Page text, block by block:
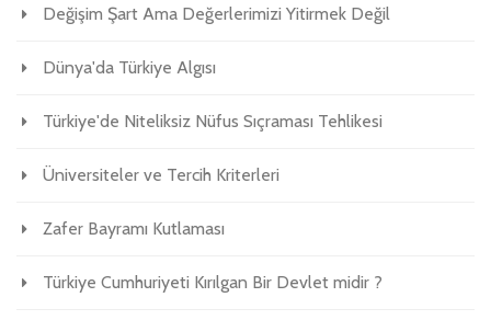
Değişim Şart Ama Değerlerimizi Yitirmek Değil
Dünya'da Türkiye Algısı
Türkiye'de Niteliksiz Nüfus Sıçraması Tehlikesi
Üniversiteler ve Tercih Kriterleri
Zafer Bayramı Kutlaması
Türkiye Cumhuriyeti Kırılgan Bir Devlet midir ?